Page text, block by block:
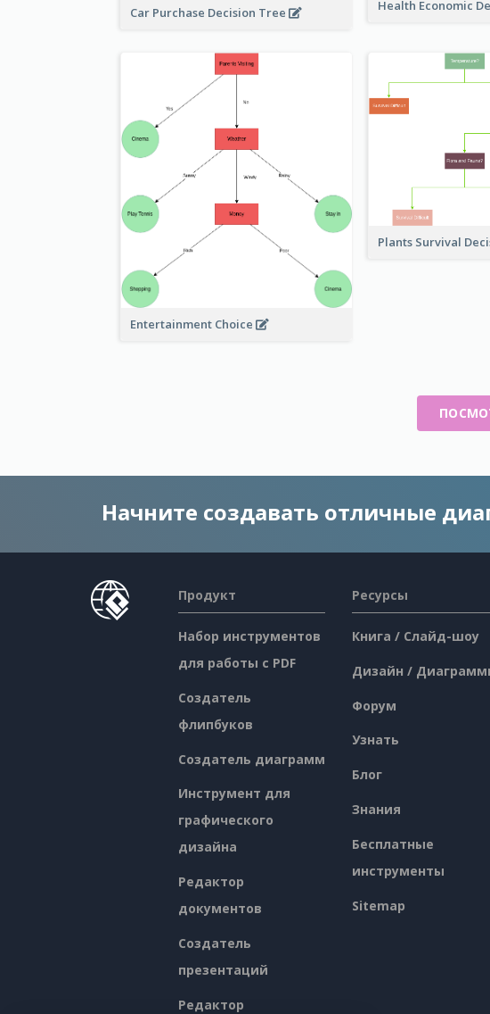
Car Purchase Decision Tree Health Economic
Entertainment Choice
Plants Survival
Начните создавать отличные
Продукт
Набор инструментов
для работы с PDF
Создатель
флипбуков
Создатель диаграмм
Инструмент для
графического
дизайна
Редактор
документов
Создатель
презентаций
Редактор
Ресурсы
Книга / Слайд-шоу
Дизайн /
Форум
Узнать
Блог
Знания
Бесплатные
инструменты
Sitemap